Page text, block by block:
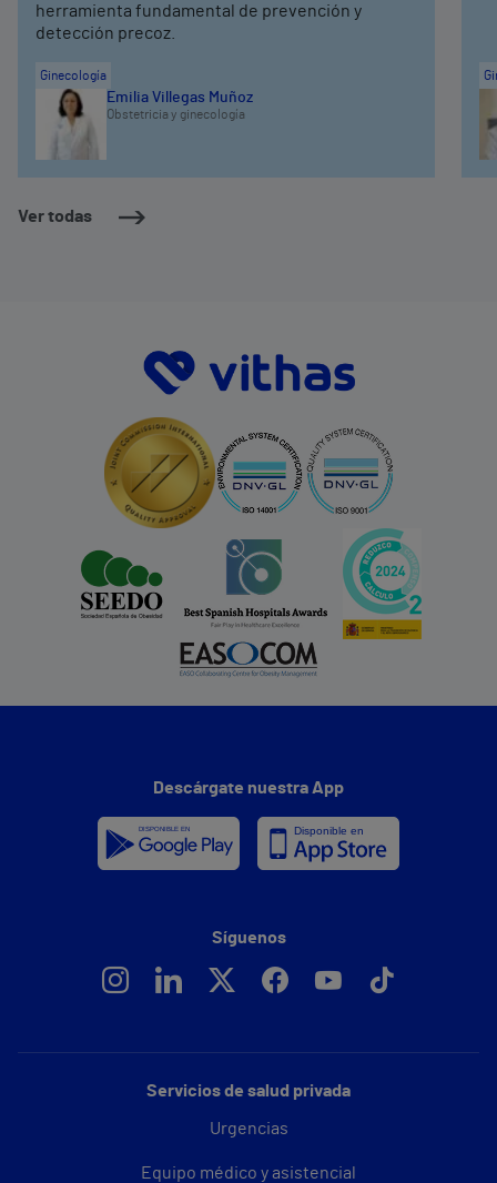
Ver todas
herramienta fundamental de prevención y
detección precoz.
Ginecología
Emilia Villegas Muñoz
Obstetricia y ginecología
Servicios de salud privada
Urgencias
Equipo médico y asistencial
Descárgate nuestra App
Síguenos